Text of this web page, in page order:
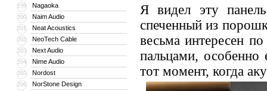
199 Nagaoka
200 Naim Audio
201 Neat Acoustics
202 NeoTech Cable
203 Next Audio
204 Nime Audio
205 Nordost
206 NorStone Design
Я видел эту
спеченный из
весьма интересен
пальцами, особенно
тот момент, когда